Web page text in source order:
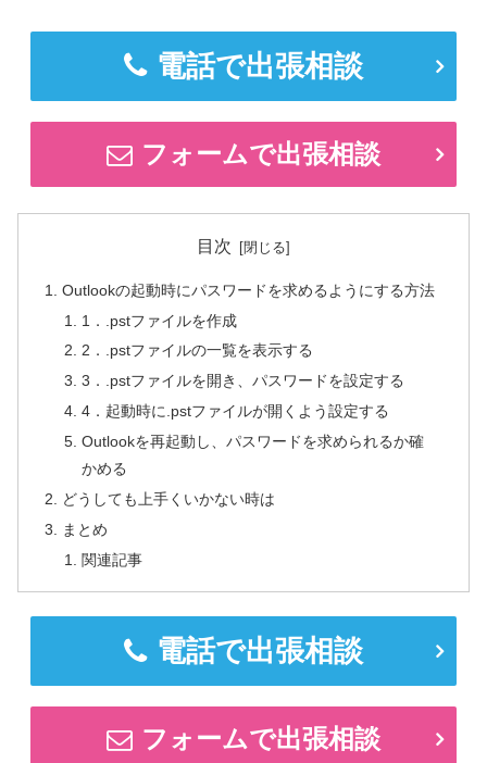
電話で出張相談
フォームで出張相談
目次
Outlookの起動時にパスワードを求めるようにする方法
1．.pstファイルを作成
2．.pstファイルの一覧を表示する
3．.pstファイルを開き、パスワードを設定する
4．起動時に.pstファイルが開くよう設定する
Outlookを再起動し、パスワードを求められるか確
かめる
どうしても上手くいかない時は
まとめ
関連記事
電話で出張相談
フォームで出張相談